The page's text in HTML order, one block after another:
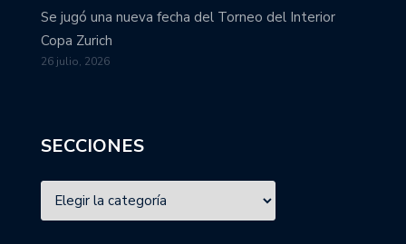
Se jugó una nueva fecha del Torneo del Interior
Copa Zurich
26 julio, 2026
SECCIONES